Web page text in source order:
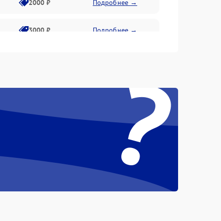
2000 ₽ Подробнее →
3000 ₽ Подробнее →
1000 ₽
Подробнее →
Подробнее →
?